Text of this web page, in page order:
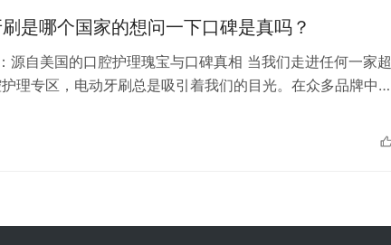
是哪个国家的想问一下口碑是真吗？
源自美国的口腔护理瑰宝与口碑真相 当我们走进任何一家超
理专区，电动牙刷总是吸引着我们的目光。在众多品牌中，
崇的电动牙刷究竟是哪个国家的品牌？它的口碑又是如何呢？